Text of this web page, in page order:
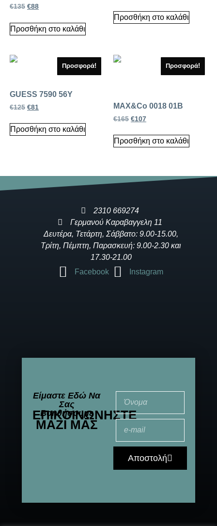
€135 €88
Προσθήκη στο καλάθι
Προσθήκη στο καλάθι
Προσφορά!
GUESS 7590 56Y
€125 €81
Προσθήκη στο καλάθι
Προσφορά!
MAX&Co 0018 01B
€165 €107
Προσθήκη στο καλάθι
2310 669274
Γερμανού Καραβαγγελη 11
Δευτέρα, Τετάρτη, Σάββατο: 9.00-15.00,
Τρίτη, Πέμπτη, Παρασκευή: 9.00-2.30 και
17.30-21.00
Facebook
Instagram
Είμαστε Εδώ Να
Σας
Βοηθήσουμε
ΕΠΙΚΟΙΝΩΝΉΣΤΕ
ΜΑΖΊ ΜΑΣ
Αποστολή